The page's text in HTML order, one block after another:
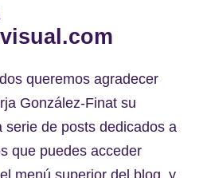
queremos agradecer
González-Finat su
serie de posts dedicados a
que puedes acceder
menú superior del blog, y